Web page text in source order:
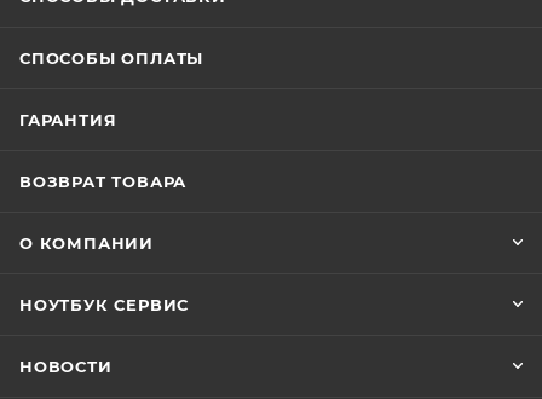
СПОСОБЫ ОПЛАТЫ
ГАРАНТИЯ
ВОЗВРАТ ТОВАРА
О КОМПАНИИ
НОУТБУК СЕРВИС
НОВОСТИ